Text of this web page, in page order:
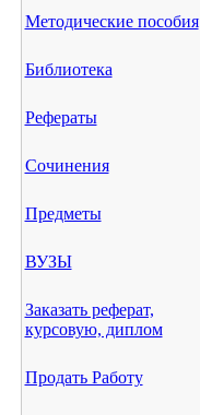
Методические пособия
Библиотека
Рефераты
Сочинения
Предметы
ВУЗЫ
Заказать реферат,
курсовую, диплом
Продать Работу